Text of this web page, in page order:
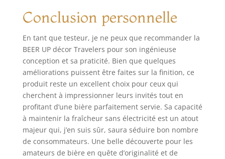
meilleure bière et
fraîche à tout
moment, vous
économiserez des
déchets. PACK
COMPLET : 1
10 verres 25cl + 1
kit de remplissage
+ 4 accumulateurs
de froid + 1
ceinture porte
verres
Conclusion personnelle
En tant que testeur, je ne peux que recommander la
BEER UP décor Travelers pour son ingénieuse
conception et sa praticité. Bien que quelques
améliorations puissent être faites sur la finition, ce
produit reste un excellent choix pour ceux qui
cherchent à impressionner leurs invités tout en
profitant d’une bière parfaitement servie. Sa capacité
à maintenir la fraîcheur sans électricité est un atout
majeur qui, j’en suis sûr, saura séduire bon nombre
de consommateurs. Une belle découverte pour les
amateurs de bière en quête d’originalité et de